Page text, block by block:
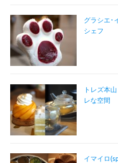
グラシエ･
シェフ
トレズ本
レな空間
イマイロ